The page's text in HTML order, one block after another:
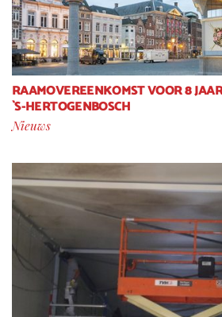
RAAMOVEREENKOMST VOOR 8
`S-HERTOGENBOSCH
Nieuws